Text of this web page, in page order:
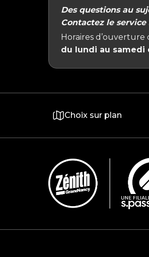
Des questions au
Contactez le service
Horaires d’ouverture
du lundi au samedi
Choix sur plan